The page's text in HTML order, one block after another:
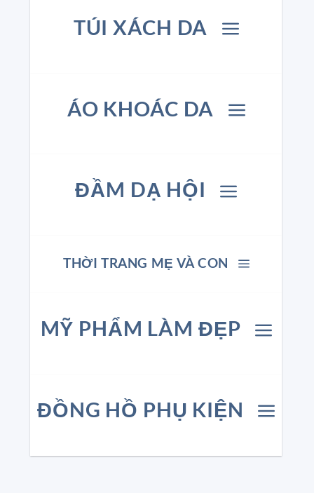
TÚI XÁCH DA
ÁO KHOÁC DA
ĐẦM DẠ HỘI
THỜI TRANG MẸ VÀ CON
MỸ PHẨM LÀM ĐẸP
ĐỒNG HỒ PHỤ KIỆN